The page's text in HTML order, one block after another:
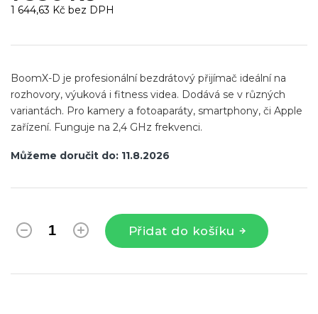
1 644,63 Kč bez DPH
cena:
Můžeme doručit do: 11.8.2026
Přidat do košíku
BoomX-D je profesionální bezdrátový přijímač ideální na
rozhovory, výuková i fitness videa. Dodává se v různých
variantách. Pro kamery a fotoaparáty, smartphony, či Apple
zařízení. Funguje na 2,4 GHz frekvenci.